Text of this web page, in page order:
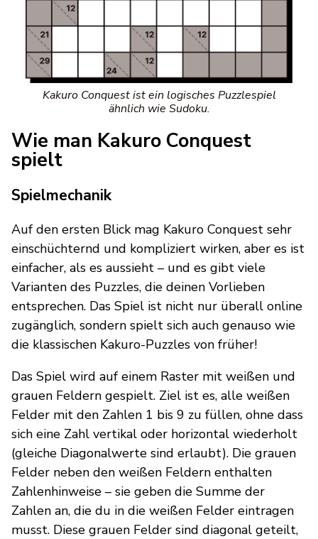
Kakuro Conquest ist ein logisches Puzzlespiel
ähnlich wie Sudoku.
Wie man Kakuro Conquest
spielt
Spielmechanik
Auf den ersten Blick mag Kakuro Conquest sehr
einschüchternd und kompliziert wirken, aber es ist
einfacher, als es aussieht – und es gibt viele
Varianten des Puzzles, die deinen Vorlieben
entsprechen. Das Spiel ist nicht nur überall online
zugänglich, sondern spielt sich auch genauso wie
die klassischen Kakuro-Puzzles von früher!
Das Spiel wird auf einem Raster mit weißen und
grauen Feldern gespielt. Ziel ist es, alle weißen
Felder mit den Zahlen 1 bis 9 zu füllen, ohne dass
sich eine Zahl vertikal oder horizontal wiederholt
(gleiche Diagonalwerte sind erlaubt). Die grauen
Felder neben den weißen Feldern enthalten
Zahlenhinweise – sie geben die Summe der
Zahlen an, die du in die weißen Felder eintragen
musst. Diese grauen Felder sind diagonal geteilt,